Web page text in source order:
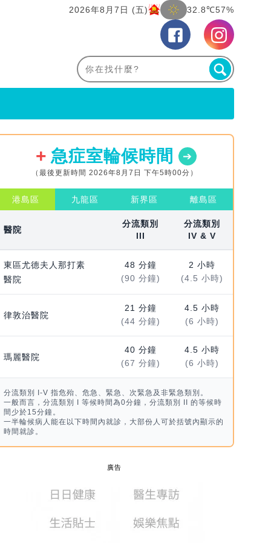
2026年8月7日 (五) 32.8℃57%
急症室輪候時間
（最後更新時間 2026年8月7日 下午5時00分）
港島區 九龍區 新界區 離島區
醫院
分流類別
III
分流類別
IV & V
東區尤德夫人那打素
醫院
48 分鐘
(90 分鐘)
2 小時
(4.5 小時)
律敦治醫院
21 分鐘
(44 分鐘)
4.5 小時
(6 小時)
瑪麗醫院
40 分鐘
(67 分鐘)
4.5 小時
(6 小時)
分流類別 I-V 指危殆、危急、緊急、次緊急及非緊急類別。
一般而言，分流類別 I 等候時間為0分鐘，分流類別 II 的等候時
間少於15分鐘。
一半輪候病人能在以下時間內就診，大部份人可於括號內顯示的
時間就診。
廣告